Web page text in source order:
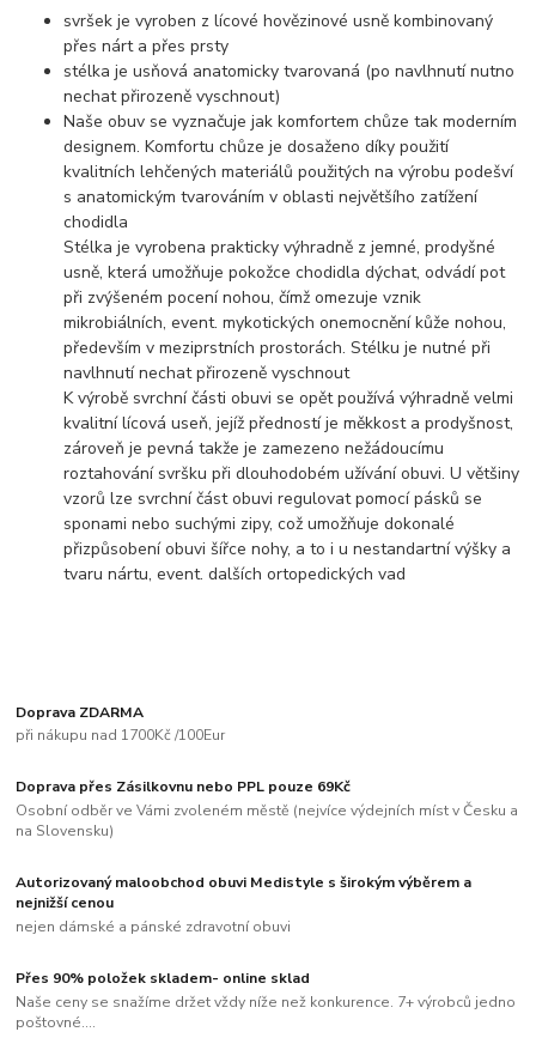
Doprava ZDARMA
při nákupu nad 1700Kč /100Eur
Doprava přes Zásilkovnu nebo PPL pouze 69Kč
Osobní odběr ve Vámi zvoleném městě (nejvíce výdejních míst v Česku a
na Slovensku)
Autorizovaný maloobchod obuvi Medistyle s širokým výběrem a
nejnižší cenou
nejen dámské a pánské zdravotní obuvi
Přes 90% položek skladem- online sklad
Naše ceny se snažíme držet vždy níže než konkurence. 7+ výrobců jedno
poštovné....
svršek je vyroben z lícové hovězinové usně kombinovaný
přes nárt a přes prsty
stélka je usňová anatomicky tvarovaná (po navlhnutí nutno
nechat přirozeně vyschnout)
Naše obuv se vyznačuje jak komfortem chůze tak moderním
designem. Komfortu chůze je dosaženo díky použití
kvalitních lehčených materiálů použitých na výrobu podešví
s anatomickým tvarováním v oblasti největšího zatížení
chodidla
Stélka je vyrobena prakticky výhradně z jemné, prodyšné
usně, která umožňuje pokožce chodidla dýchat, odvádí pot
při zvýšeném pocení nohou, čímž omezuje vznik
mikrobiálních, event. mykotických onemocnění kůže nohou,
především v meziprstních prostorách. Stélku je nutné při
navlhnutí nechat přirozeně vyschnout
K výrobě svrchní části obuvi se opět používá výhradně velmi
kvalitní lícová useň, jejíž předností je měkkost a prodyšnost,
zároveň je pevná takže je zamezeno nežádoucímu
roztahování svršku při dlouhodobém užívání obuvi. U většiny
vzorů lze svrchní část obuvi regulovat pomocí pásků se
sponami nebo suchými zipy, což umožňuje dokonalé
přizpůsobení obuvi šířce nohy, a to i u nestandartní výšky a
tvaru nártu, event. dalších ortopedických vad